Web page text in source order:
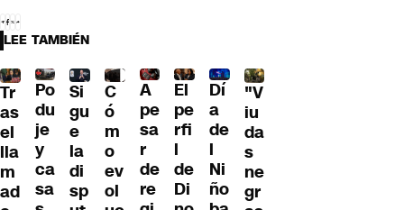
LEE TAMBIÉN
Tr
as
el
lla
m
ad
Po
du
je
y
ca
sa
Si
gu
e
la
di
sp
C
ó
m
o
ev
ol
A
pe
sa
r
de
re
El
pe
rfi
l
de
Di
Dí
a
de
l
Ni
ño
"V
iu
da
s
ne
gr